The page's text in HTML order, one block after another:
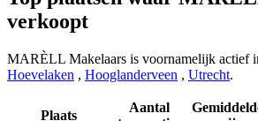
verkoopt
MARÈLL Makelaars is voornamelijk actief
Hoevelaken , Hooglanderveen , Utrecht.
Plaats
Aantal